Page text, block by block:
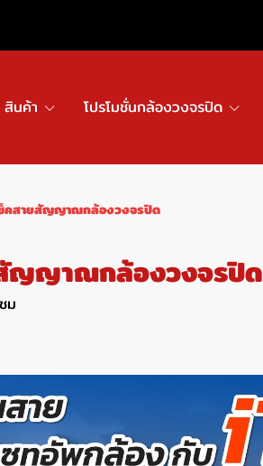
สินค้า โปรโมชั่นกล้องวงจรปิด
คสายสัญญาณกล้องวงจรปิด
ญญาณกล้องวงจรปิด
ม